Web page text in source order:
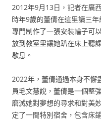
2012年9月13日，記者在廣
時年9歲的董倩在這里讀三
專門制作了一張安裝輪子可
放到教室里讓她趴在床上聽
歇息。
2022年，董倩通過本身不懈
員毛文慧說，董倩是一個堅
磨滅她對夢想的尋求和對美
定了一間特別宿舍，包含床